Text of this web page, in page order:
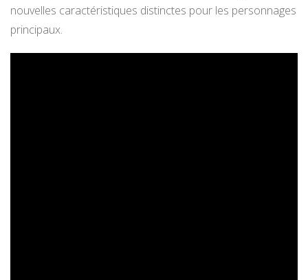
nouvelles caractéristiques distinctes pour les personnages
principaux.